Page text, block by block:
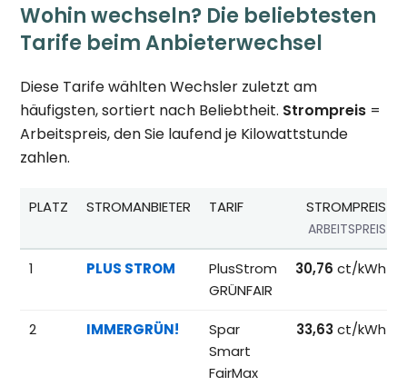
Wohin wechseln? Die beliebtesten
Tarife beim Anbieterwechsel
Diese Tarife wählten Wechsler zuletzt am
häufigsten, sortiert nach Beliebtheit. Strompreis =
Arbeitspreis, den Sie laufend je Kilowattstunde
zahlen.
Beliebteste Tarife beim Anbieterwechsel;
PLATZ STROMANBIETER TARIF STROMPREIS
ARBEITSPREIS
1 PLUS STROM
PlusStrom
GRÜNFAIR
30,76 ct/kWh
2 IMMERGRÜN!
Spar
Smart
FairMax
33,63 ct/kWh